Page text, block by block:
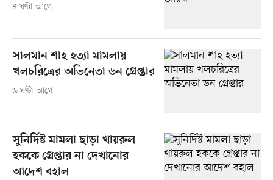
৪ ঘণ্টা আগে
সালমান শাহ হত্যা মামলায়
খলচরিত্রের অভিনেতা ডন গ্রেপ্তার
৬ ঘণ্টা আগে
সুনির্দিষ্ট মামলা ছাড়া খায়রুল
হককে গ্রেপ্তার না দেখানোর
আদেশ বহাল